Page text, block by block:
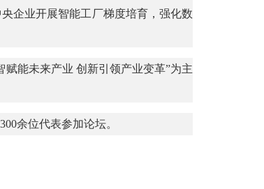
企业开展智能工厂梯度培育，强化数
能未来产业 创新引领产业变革”为主
余位代表参加论坛。